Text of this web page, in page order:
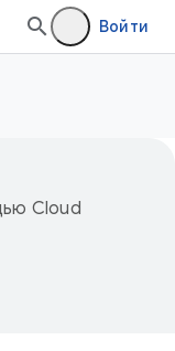
Войти
Cloud